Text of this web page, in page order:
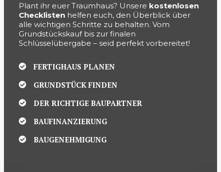
Plant ihr euer Traumhaus? Unsere kostenlosen
Checklisten helfen euch, den Überblick über
alle wichtigen Schritte zu behalten. Vom
Grundstückskauf bis zur finalen
Schlüsselübergabe – seid perfekt vorbereitet!
FERTIGHAUS PLANEN
GRUNDSTÜCK FINDEN
DER RICHTIGE BAUPARTNER
BAUFINANZIERUNG
BAUGENEHMIGUNG